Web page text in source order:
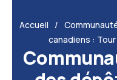
Accueil
canadiens :